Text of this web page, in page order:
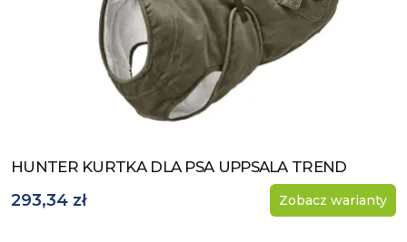
Zobacz produkt
HUNTER KURTKA DLA PSA UPPSALA TREND
293,34 zł Zobacz warianty